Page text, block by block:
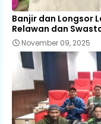
Banjir dan Longsor
Relawan dan
November 09, 2025